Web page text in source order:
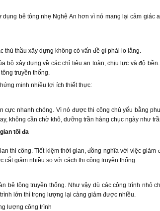
bê tông nhẹ Nghệ An hơn vì nó mang lại cảm giác
thủ thầu xây dựng không có vấn đề gì phải lo lắng.
bộ xây dựng về các chỉ tiêu an toàn, chịu lực và độ
truyền thống.
minh nhiều lợi ích thiết thực:
cực nhanh chóng. Vì nó được thi công chủ yếu bằng
không cần chờ khô, dưỡng trần hàng chục ngày như
tối đa
thi công. Tiết kiệm thời gian, đồng nghĩa với việc giảm
giảm nhiều so với cách thi công truyền thống.
bê tông truyền thống. Như vậy dù các công trình nhỏ
lớn thì trọng lượng lại càng giảm được nhiều.
lượng công trình